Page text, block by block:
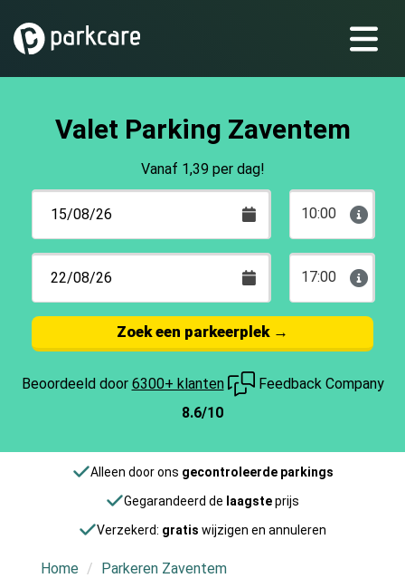
Valet Parking Zaventem
Vanaf 1,39 per dag!
10:00
17:00
Zoek een parkeerplek→
Beoordeeld door 6300+ klanten
Feedback Company
8.6/10
Alleen door ons gecontroleerde parkings
Gegarandeerd de laagsteprijs
Verzekerd: gratis wijzigen en annuleren
Home
Parkeren Zaventem